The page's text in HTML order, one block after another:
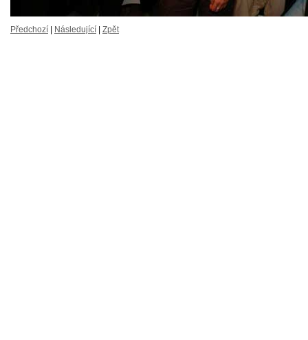
Předchozí Následující Zpět